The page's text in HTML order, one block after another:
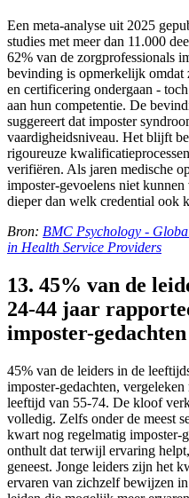
Een meta-analyse uit 2025
studies met meer dan 11.000
62% van de zorgprofessionals
bevinding is opmerkelijk omdat
en certificering ondergaan -
aan hun competentie. De
suggereert dat imposter
vaardigheidsniveau. Het blijft
rigoureuze
verifiëren. Als jaren medische
imposter-gevoelens niet
dieper dan welk credential ook
Bron: BMC Psychology -
in Health Service Providers
13. 45% van de
24-44 jaar
imposter-gedachten
45% van de leiders in de
imposter-gedachten,
leeftijd van 55-74. De kloof
volledig. Zelfs onder de meest
kwart nog regelmatig imposter-
onthult dat terwijl ervaring
geneest. Jonge leiders zijn het
ervaren van zichzelf bewijzen